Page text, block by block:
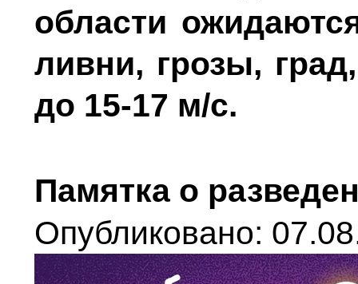
области
ливни, грозы,
до 15-17 м/с.
Памятка о
Опубликовано: